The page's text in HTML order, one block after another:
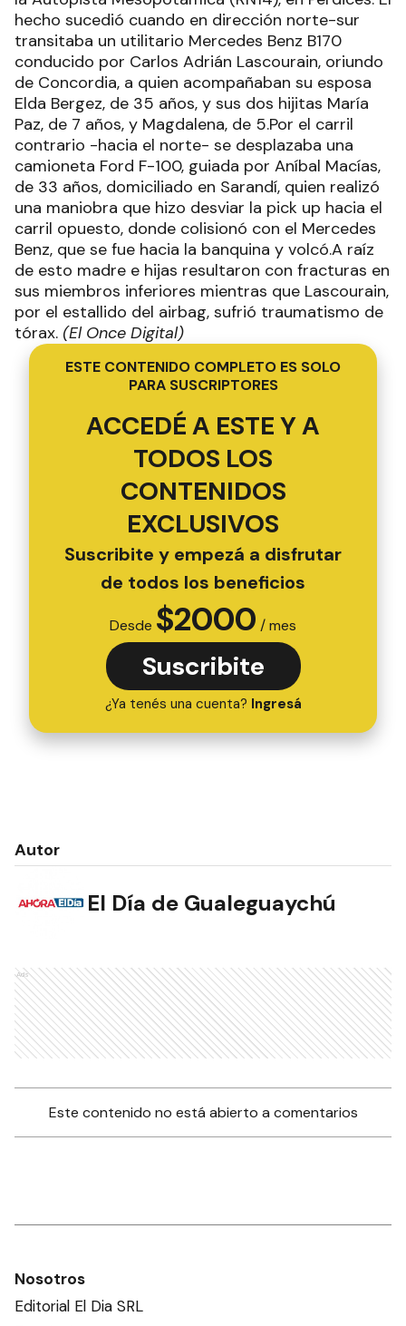
hecho sucedió cuando en dirección norte-sur
transitaba un utilitario Mercedes Benz B170
conducido por Carlos Adrián Lascourain, oriundo
de Concordia, a quien acompañaban su esposa
Elda Bergez, de 35 años, y sus dos hijitas María
Paz, de 7 años, y Magdalena, de 5.Por el carril
contrario -hacia el norte- se desplazaba una
camioneta Ford F-100, guiada por Aníbal Macías,
de 33 años, domiciliado en Sarandí, quien realizó
una maniobra que hizo desviar la pick up hacia el
carril opuesto, donde colisionó con el Mercedes
Benz, que se fue hacia la banquina y volcó.A raíz
de esto madre e hijas resultaron con fracturas en
sus miembros inferiores mientras que Lascourain,
por el estallido del airbag, sufrió traumatismo de
tórax. (El Once Digital)
ESTE CONTENIDO COMPLETO ES SOLO
PARA SUSCRIPTORES
ACCEDÉ A ESTE Y A
TODOS LOS
CONTENIDOS
EXCLUSIVOS
Suscribite y empezá a disfrutar
de todos los beneficios
Desde $2000 / mes
Suscribite
¿Ya tenés una cuenta? Ingresá
Autor
El Día de Gualeguaychú
Ads
Este contenido no está abierto a comentarios
Nosotros
Editorial El Dia SRL